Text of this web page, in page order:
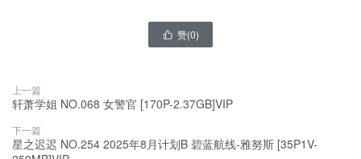
 赞(0)
上一篇
轩萧学姐 NO.068 女警官 [170P-2.37GB]VIP
下一篇
星之迟迟 NO.254 2025年8月计划B 碧蓝航线-雅努斯 [35P1V-